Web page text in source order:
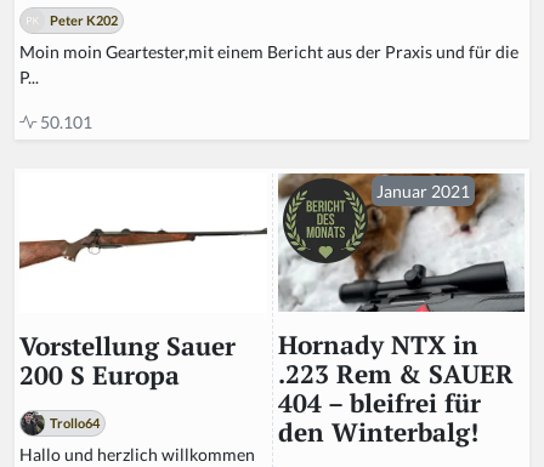
Peter K202
Moin moin Geartester,mit einem Bericht aus der Praxis und für die
P...
50.101
Vorstellung Sauer
200 S Europa
Trollo64
Hallo und herzlich willkommen
Januar 2021
Hornady NTX in
.223 Rem & SAUER
404 – bleifrei für
den Winterbalg!